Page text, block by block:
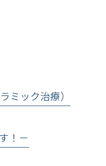
ミック治療）
！－